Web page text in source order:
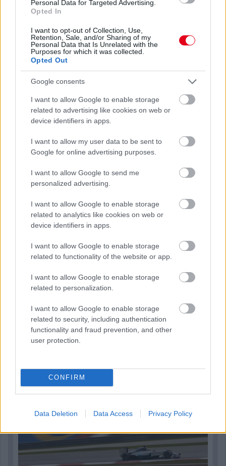
Personal Data for Targeted Advertising.
Opted In
I want to opt-out of Collection, Use,
Retention, Sale, and/or Sharing of my
Personal Data that Is Unrelated with the
Purposes for which it was collected.
Opted Out
Google consents
I want to allow Google to enable storage
related to advertising like cookies on web or
device identifiers in apps.
I want to allow my user data to be sent to
Google for online advertising purposes.
I want to allow Google to send me
personalized advertising.
I want to allow Google to enable storage
related to analytics like cookies on web or
device identifiers in apps.
I want to allow Google to enable storage
related to functionality of the website or app.
I want to allow Google to enable storage
related to personalization.
I want to allow Google to enable storage
related to security, including authentication
functionality and fraud prevention, and other
user protection.
CONFIRM
Data Deletion Data Access Privacy Policy
21 órája
Hakkinen megtartaná a Norris-Piastri párost a
McLarennél, nem borítaná fel Verstappenért
1 napja
Megvan, mikor kezdődik az F1-es Bahreini Nagydíj
Malajziában